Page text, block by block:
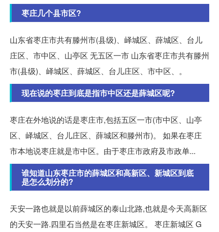
枣庄几个县市区?
山东省枣庄市共有滕州市(县级)、峄城区、薛城区、台儿
庄区、市中区、山亭区 无五区一市 山东省枣庄市共有滕州
市(县级)、峄城区、薛城区、台儿庄区、市中区、。
现在说的枣庄到底是指市中区还是薛城区呢?
枣庄在外地说的话是枣庄市,包括五区一市(市中区、山亭
区、峄城区、台儿庄区、薛城区和滕州市)。 如果在枣庄
市本地说枣庄就是市中区。由于枣庄市政府及市政单...
谁知道山东枣庄市的薛城区和高新区、新城区到底
是怎么划分的?
天安一路也就是以前薛城区的泰山北路,也就是今天高新区
的天安一路.四里石当然是在枣庄新城区。 枣庄新城区 G